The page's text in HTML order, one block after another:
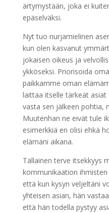
ärtymystään, joka ei
epäselväksi.
Nyt tuo nurjamielinen
kun olen kasvanut
jokaisen oikeus ja
ykköseksi. Priorisoida
paikkamme oman
laittaa itselle tärkeät
vasta sen jälkeen pohtia,
Muutenhan ne eivät tule
esimerkkiä en olisi ehkä
elämäni aikana.
Tällainen terve itsekkyys
kommunikaation
että kun kysyn veljeltäni
yhteisen asian, hän
että hän todella pystyy